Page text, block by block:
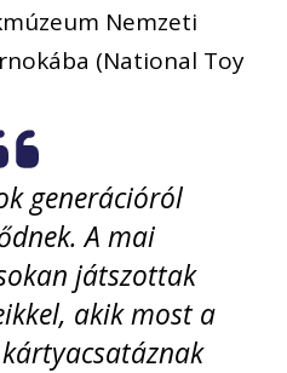
Nemzeti
(National Toy
generációról
A mai
játszottak
akik most a